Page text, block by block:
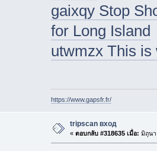
gaixqy Stop
for Long Island
utwmzx This is
https://www.gapsfr.fr/
tripscan вход
« ตอบกลับ #318635 เมื่อ: มิถุนา